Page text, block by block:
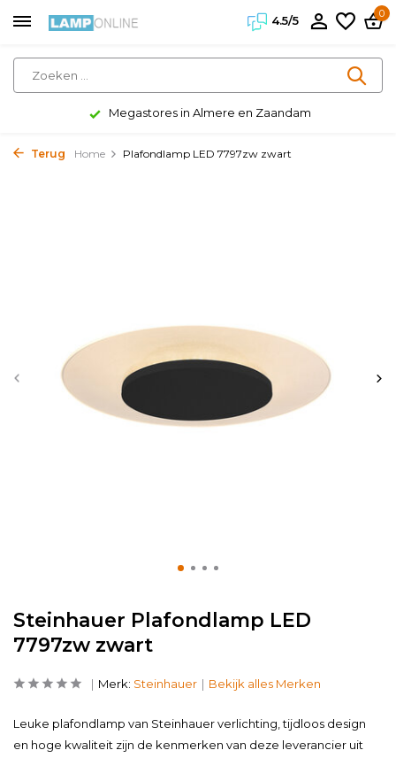
4.5/5
0
Megastores in Almere en Zaandam
Terug Home Plafondlamp LED 7797zw zwart
Steinhauer Plafondlamp LED
7797zw zwart
Merk: Steinhauer Bekijk alles Merken
Leuke plafondlamp van Steinhauer verlichting, tijdloos design
en hoge kwaliteit zijn de kenmerken van deze leverancier uit